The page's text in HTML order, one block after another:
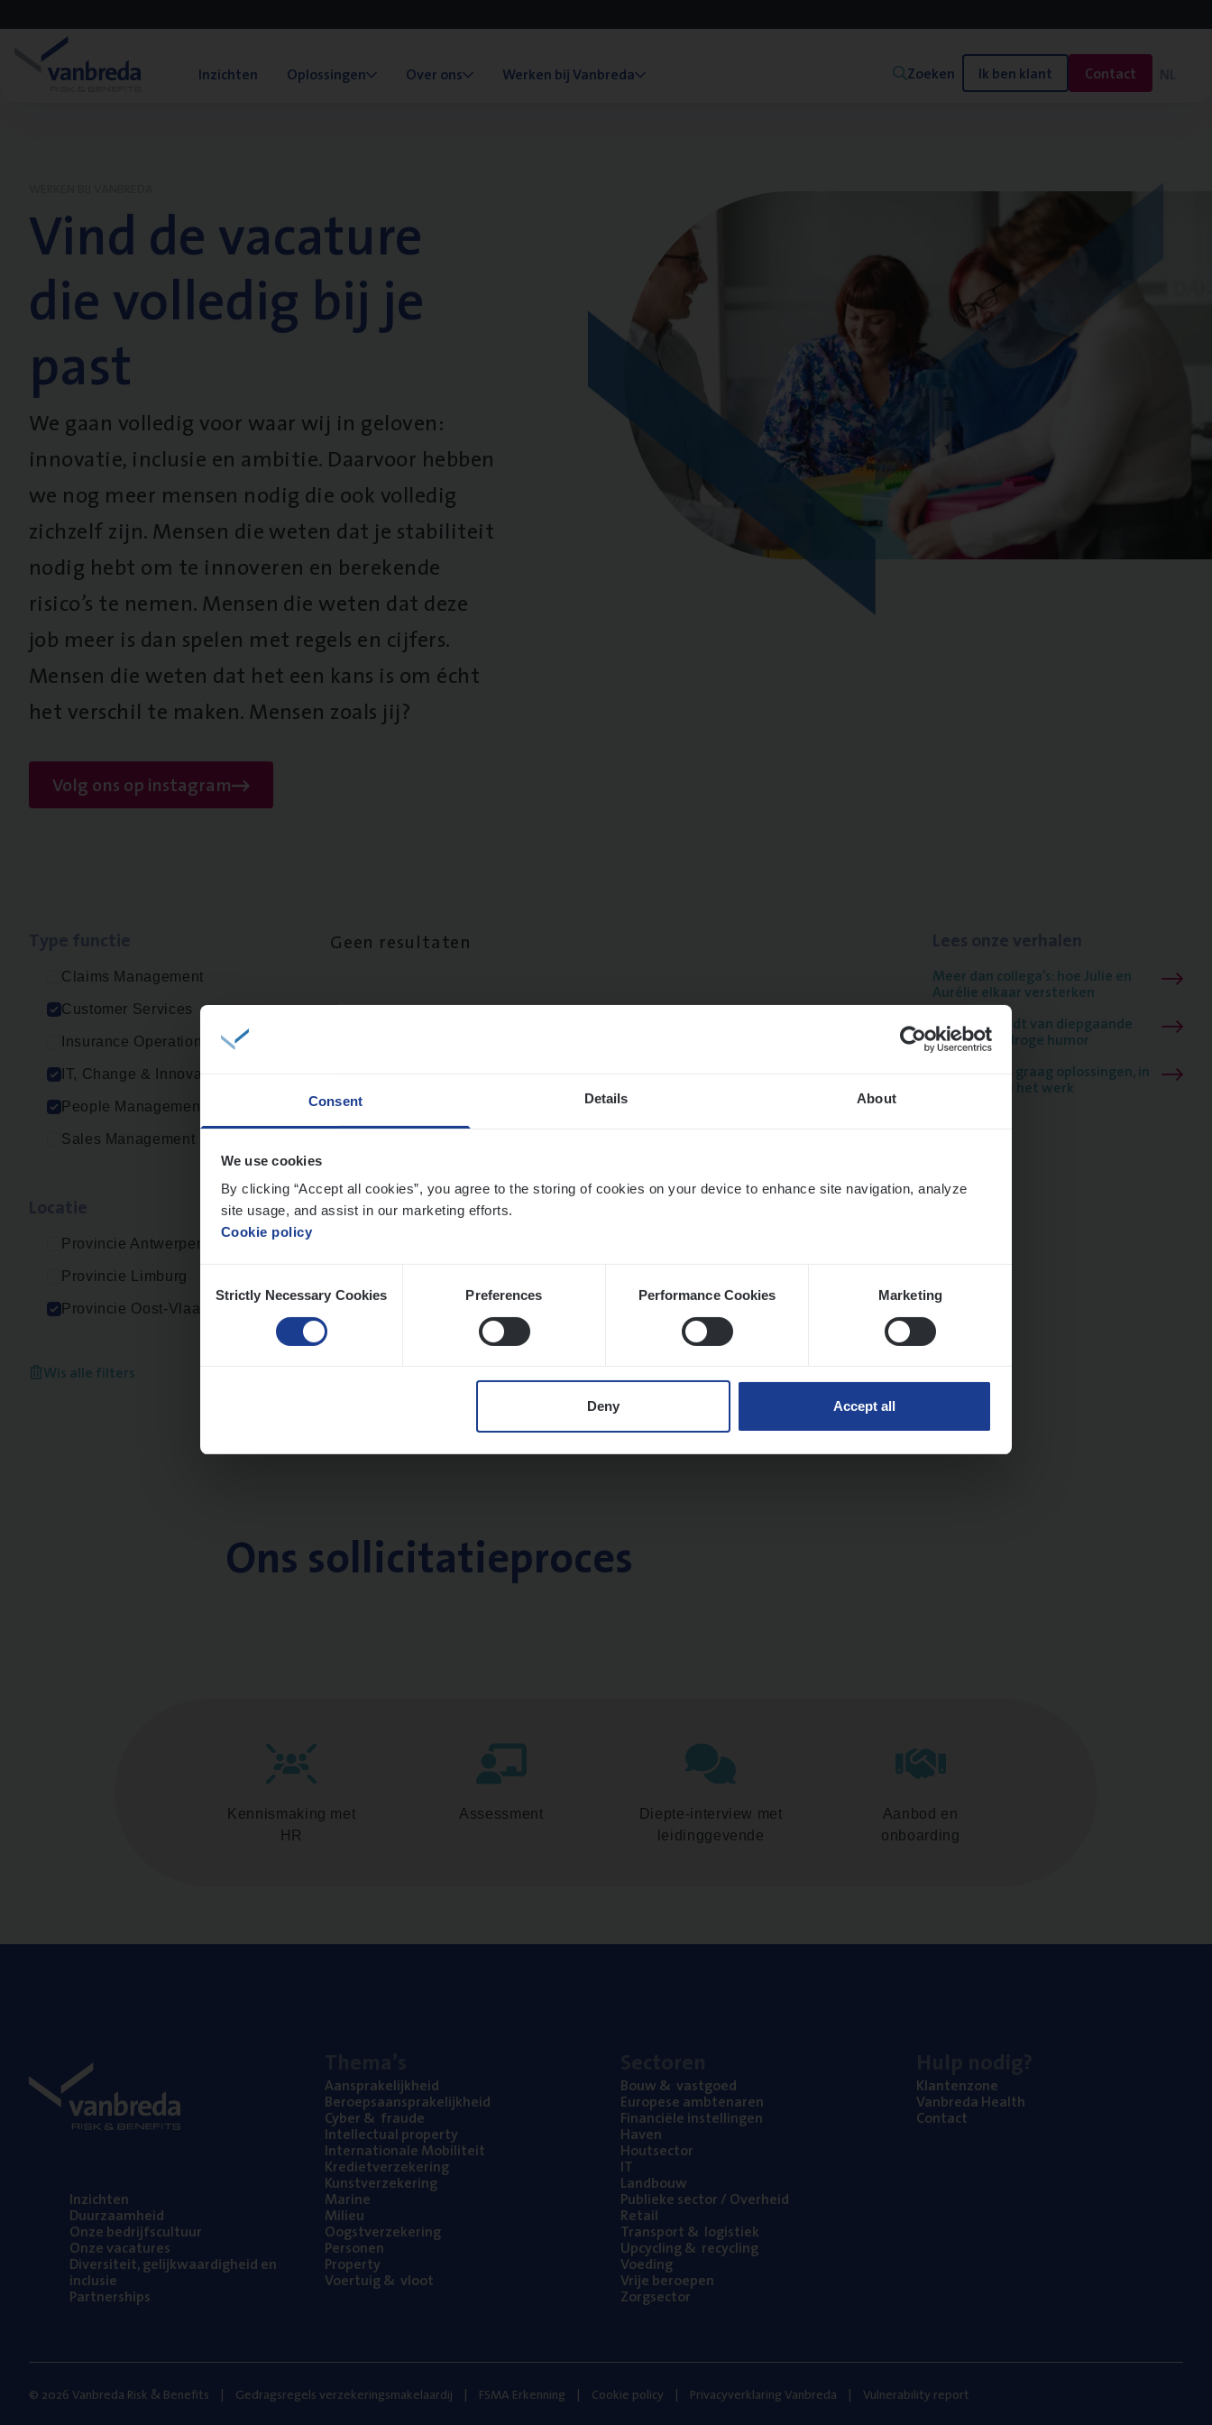
Consent Details About
We use cookies
By clicking “Accept all cookies”, you agree to the storing of cookies on your device to enhance site navigation, analyze
site usage, and assist in our marketing efforts.
Cookie policy
Selection
Strictly Necessary Cookies Preferences Performance Cookies Marketing
Deny Accept all
Inzichten Oplossingen Over ons Werken bij Vanbreda Zoeken Ik ben klant Contact NL
Vind de vacature
die volledig bij je
past
We gaan volledig voor waar wij in geloven:
innovatie, inclusie en ambitie. Daarvoor hebben
we nog meer mensen nodig die ook volledig
zichzelf zijn. Mensen die weten dat je stabiliteit
nodig hebt om te innoveren en berekende
risico’s te nemen. Mensen die weten dat deze
job meer is dan spelen met regels en cijfers.
Mensen die weten dat het een kans is om écht
het verschil te maken. Mensen zoals jij?
Volg ons op instagram
Claims Management
Customer Services
Insurance Operations
IT, Change & Innovation
People Management
Sales Management
Provincie Antwerpen
Provincie Limburg
Provincie Oost-Vlaanderen
Wis alle filters
Geen resultaten
Meer dan collega’s: hoe Julie en
Aurélie elkaar versterken
Mathias houdt van diepgaande
dossiers én droge humor
Thalia zoekt graag oplossingen, in
games én op het werk
Ons sollicitatieproces
Kennismaking met
HR
Assessment
Diepte-interview met
leidinggevende
Aanbod en
onboarding
Inzich­ten
Duur­zaam­heid
Onze bedrijfs­cul­tuur
Onze vaca­tu­res
Diver­si­teit, gelijk­waar­dig­heid en
inclusie
Part­ner­ships
Aan­spra­ke­lijk­heid
Beroeps­aan­spra­ke­lijk­heid
Cyber& fraude
Intel­lec­tu­al property
Inter­na­ti­o­na­le Mobiliteit
Kre­diet­ver­ze­ke­ring
Kunst­ver­ze­ke­ring
Mari­ne
Mili­eu
Oogst­ver­ze­ke­ring
Per­so­nen
Pro­per­ty
Voer­tuig& vloot
Bouw& vastgoed
Euro­pe­se ambtenaren
Finan­ci­ë­le instellingen
Haven
Hout­sec­tor
IT
Land­bouw
Publie­ke sec­tor / Overheid
Retail
Trans­port& logistiek
Upcy­cling& recycling
Voe­ding
Vrije beroe­pen
Zorg­sec­tor
Klan­ten­zo­ne
Van­b­re­da Health
Con­tact
© 2026 Vanbreda Risk & Benefits Gedragsregels verzekeringsmakelaardij FSMA Erkenning Cookie policy Privacyverklaring Vanbreda Vulnerability report